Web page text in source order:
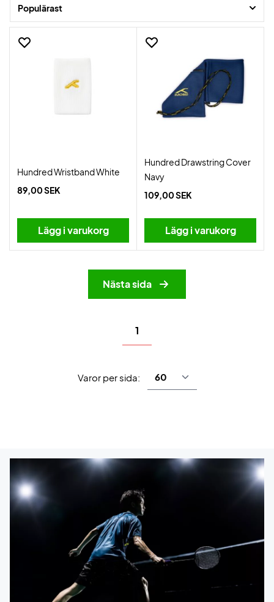
Populärast
Hundred Wristband White
89,00 SEK
Lägg i varukorg
Hundred Drawstring Cover
Navy
109,00 SEK
Lägg i varukorg
Nästa sida
1
Varor per sida: